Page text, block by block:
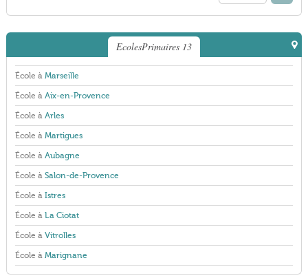
EcolesPrimaires 13
École à Marseille
École à Aix-en-Provence
École à Arles
École à Martigues
École à Aubagne
École à Salon-de-Provence
École à Istres
École à La Ciotat
École à Vitrolles
École à Marignane